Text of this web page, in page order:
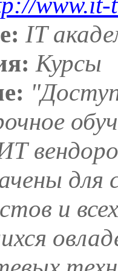
IT
Курсы
для
и